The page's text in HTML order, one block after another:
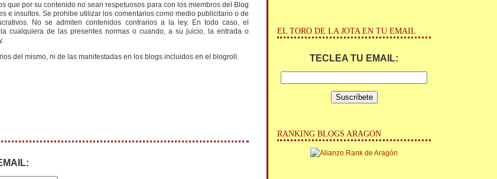
que por su contenido no sean respetuosos para con los miembros del Blog
e insultos. Se prohibe utilizar los comentarios como medio publicitario o de
No se admiten contenidos contrarios a la ley. En todo caso, el
cualquiera de las presentes normas o cuando, a su juicio, la entrada o
del mismo, ni de las manifestadas en los blogs incluidos en el blogroll.
EL TORO DE LA JOTA EN TU EMAIL
TECLEA TU EMAIL:
RANKING BLOGS ARAGON